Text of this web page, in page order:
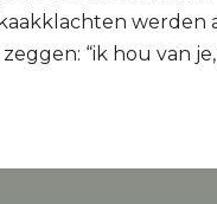
werden
“ik hou van